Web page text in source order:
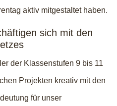
aktiv mitgestaltet haben.
sich mit den
der Klassenstufen 9 bis 11
Projekten kreativ mit den
für unser